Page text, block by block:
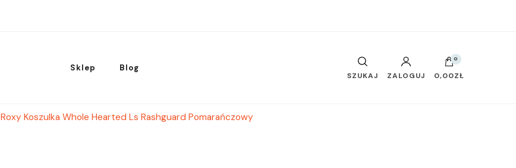
Sklep Blog
SZUKAJ ZALOGUJ
0
0,00ZŁ
Roxy Koszulka Whole Hearted Ls Rashguard Pomarańczowy